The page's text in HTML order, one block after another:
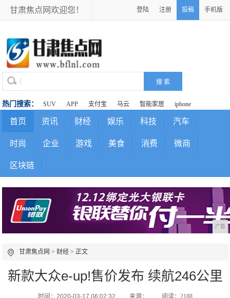
甘肃焦点网欢迎您！ 登陆 注册 投稿 手机版
热门搜索： SUV APP 支付宝 马云 智能家居 iphone
首页 资讯 财经 娱乐 科技 汽车
时尚 企业 游戏 美食 消费 微商
区块链
广告
甘肃焦点网 > 财经 > 正文
新款大众e-up!售价发布 续航246公里
时间：2020-03-17 06:02:32 来源： 阅读：2188